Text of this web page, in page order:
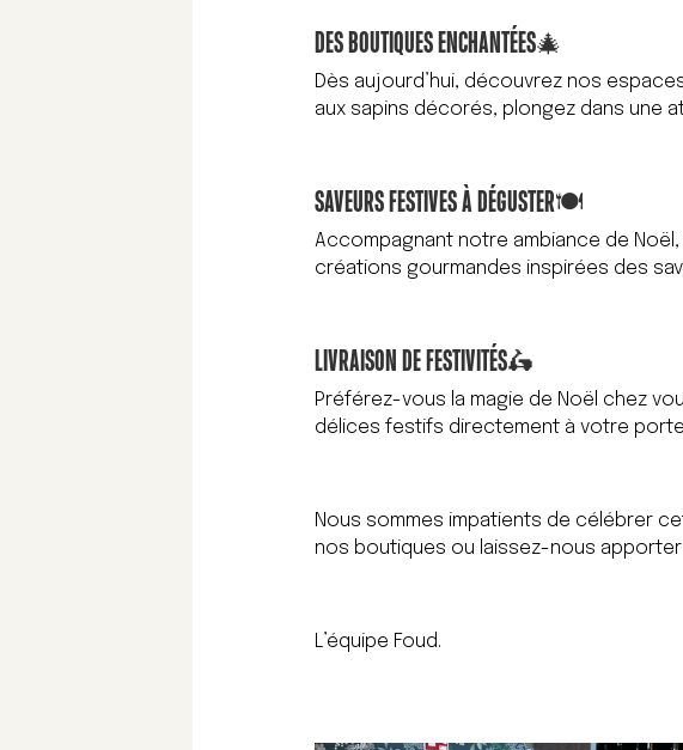
DES BOUTIQUES ENCHANTÉES🎄
Dès aujourd’hui, découvrez nos
aux sapins décorés, plongez dans une
SAVEURS FESTIVES À DÉGUSTER🍽️
Accompagnant notre ambiance de
créations gourmandes inspirées des
LIVRAISON DE FESTIVITÉS🛵
Préférez-vous la magie de Noël chez
délices festifs directement à votre
Nous sommes impatients de célébrer
nos boutiques ou laissez-nous
L’équipe Foud.